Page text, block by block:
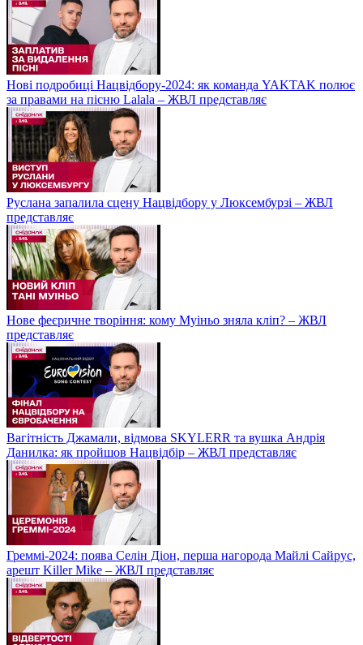
Нові подробиці Нацвідбору-2024: як команда YAKTAK полює
за правами на пісню Lalala – ЖВЛ представляє
Руслана запалила сцену Нацвідбору у Люксембурзі – ЖВЛ
представляє
Нове феєричне творіння: кому Муіньо зняла кліп? – ЖВЛ
представляє
Вагітність Джамали, відмова SKYLERR та вушка Андрія
Данилка: як пройшов Нацвідбір – ЖВЛ представляє
Греммі-2024: поява Селін Діон, перша нагорода Майлі Сайрус,
арешт Killer Mike – ЖВЛ представляє